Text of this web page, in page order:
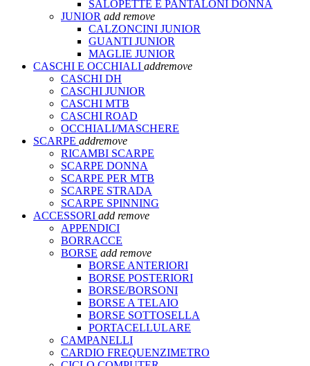
SALOPETTE E PANTALONI DONNA
JUNIOR add remove
CALZONCINI JUNIOR
GUANTI JUNIOR
MAGLIE JUNIOR
CASCHI E OCCHIALI addremove
CASCHI DH
CASCHI JUNIOR
CASCHI MTB
CASCHI ROAD
OCCHIALI/MASCHERE
SCARPE addremove
RICAMBI SCARPE
SCARPE DONNA
SCARPE PER MTB
SCARPE STRADA
SCARPE SPINNING
ACCESSORI add remove
APPENDICI
BORRACCE
BORSE add remove
BORSE ANTERIORI
BORSE POSTERIORI
BORSE/BORSONI
BORSE A TELAIO
BORSE SOTTOSELLA
PORTACELLULARE
CAMPANELLI
CARDIO FREQUENZIMETRO